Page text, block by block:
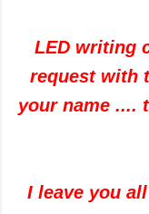
LED writing
request with
your name ....
I leave you